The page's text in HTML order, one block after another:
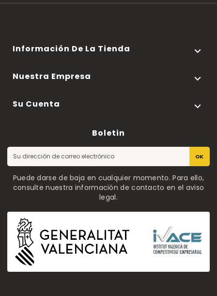
Información De La Tienda 
Nuestra Empresa 
Su Cuenta 
Boletin
OK
Puede darse de baja en cualquier momento. Para ello,
consulte nuestra información de contacto en el aviso
legal.